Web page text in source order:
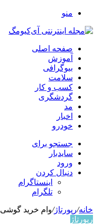
منو
صفحه اصلی
آموزش
بیوگرافی
سلامت
کسب و کار
گردشگری
مد
اخبار
خودرو
جستجو برای
سایدبار
ورود
دنبال کردن
اینستاگرام
تلگرام
خانه/رپورتاژ/وام خرید گوشی
رپورتاژ